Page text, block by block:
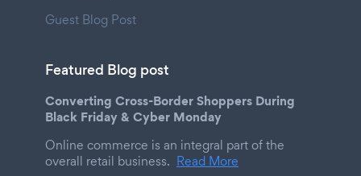
Guest Blog Post
Featured Blog post
Converting Cross-Border Shoppers During
Black Friday & Cyber Monday
Online commerce is an integral part of the
overall retail business. Read More